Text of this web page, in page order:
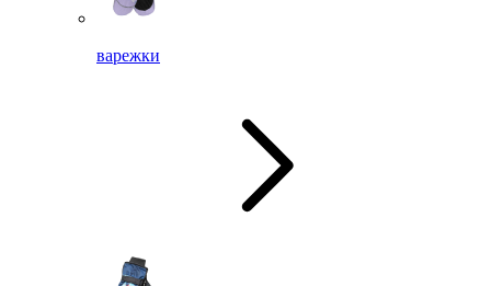
варежки